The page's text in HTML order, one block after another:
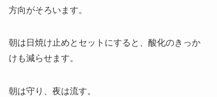
方向がそろいます。
朝は日焼け止めとセットにすると、酸化のきっか
けも減らせます。
朝は守り、夜は流す。